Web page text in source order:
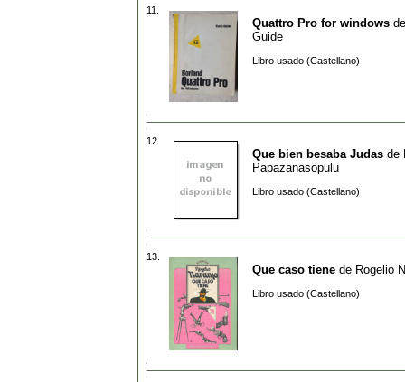
11.
Quattro Pro for windows
Guide
Libro usado (Castellano)
12.
Que bien besaba Judas de
Papazanasopulu
Libro usado (Castellano)
13.
Que caso tiene de Rogelio
Libro usado (Castellano)